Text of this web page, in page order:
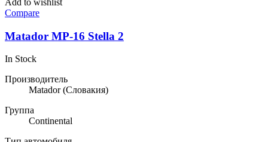
Add to wishlist
Compare
Matador MP-16 Stella 2
In Stock
Производитель
Matador(Словакия)
Группа
Continental